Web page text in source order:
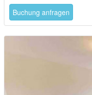
Buchung anfragen